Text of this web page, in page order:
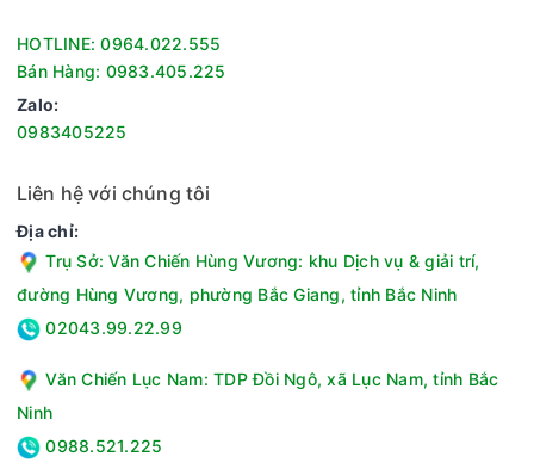
HOTLINE: 0964.022.555
Bán Hàng: 0983.405.225
Zalo:
0983405225
Liên hệ với chúng tôi
Địa chỉ:
Trụ Sở: Văn Chiến Hùng Vương: khu Dịch vụ & giải trí,
đường Hùng Vương, phường Bắc Giang, tỉnh Bắc Ninh
02043.99.22.99
Văn Chiến Lục Nam: TDP Đồi Ngô, xã Lục Nam, tỉnh Bắc
Ninh
0988.521.225